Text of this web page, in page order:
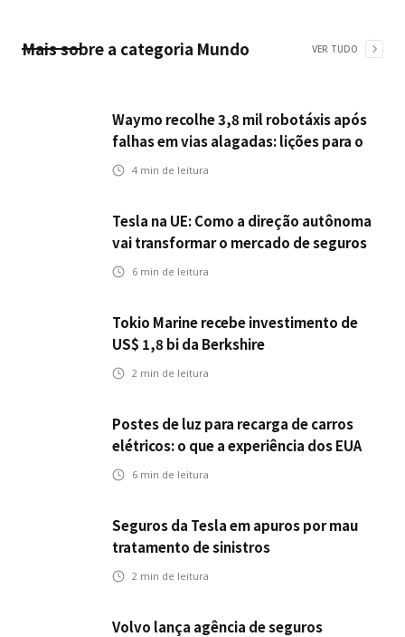
Mais sobre a categoria Mundo VER TUDO
Waymo recolhe 3,8 mil robotáxis após
falhas em vias alagadas: lições para o
setor de seguros automotivos na era
4 min de leitura
Tesla na UE: Como a direção autônoma
vai transformar o mercado de seguros
6 min de leitura
Tokio Marine recebe investimento de
US$ 1,8 bi da Berkshire
2 min de leitura
Postes de luz para recarga de carros
elétricos: o que a experiência dos EUA
pode antecipar para o Brasil
6 min de leitura
Seguros da Tesla em apuros por mau
tratamento de sinistros
2 min de leitura
Volvo lança agência de seguros